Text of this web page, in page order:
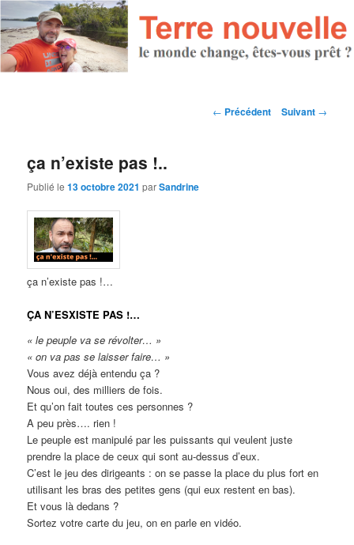
Navigation des articles
← Précédent Suivant →
ça n’existe pas !..
Publié le13 octobre 2021 parSandrine
ça n’existe pas !…
ÇA N’ESXISTE PAS !…
« le peuple va se révolter… »
« on va pas se laisser faire… »
Vous avez déjà entendu ça ?
Nous oui, des milliers de fois.
Et qu’on fait toutes ces personnes ?
A peu près…. rien !
Le peuple est manipulé par les puissants qui veulent juste
prendre la place de ceux qui sont au-dessus d’eux.
C’est le jeu des dirigeants : on se passe la place du plus fort en
utilisant les bras des petites gens (qui eux restent en bas).
Et vous là dedans ?
Sortez votre carte du jeu, on en parle en vidéo.